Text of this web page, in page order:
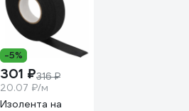
-5%
301 ₽316 ₽
20.07 ₽/м
Изолента на